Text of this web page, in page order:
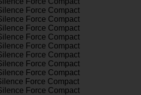
Force Compact
Force Compact
Force Compact
Force Compact
Force Compact
Force Compact
Force Compact
Force Compact
Force Compact
Force Compact